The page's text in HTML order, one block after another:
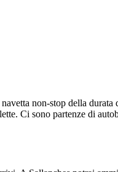
non-stop della
Ci sono partenze di